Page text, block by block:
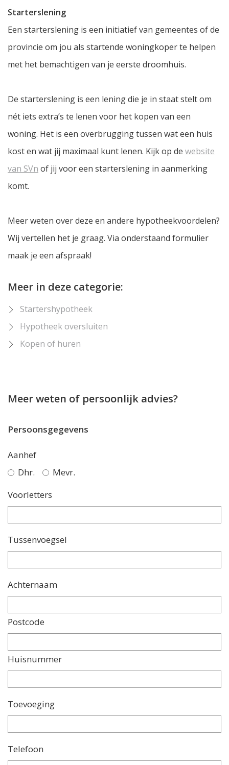
Starterslening
Een starterslening is een initiatief van gemeentes of de
provincie om jou als startende woningkoper te helpen
met het bemachtigen van je eerste droomhuis.
De starterslening is een lening die je in staat stelt om
nét iets extra’s te lenen voor het kopen van een
woning. Het is een overbrugging tussen wat een huis
kost en wat jij maximaal kunt lenen. Kijk op de website
van SVn of jij voor een starterslening in aanmerking
komt.
Meer weten over deze en andere hypotheekvoordelen?
Wij vertellen het je graag. Via onderstaand formulier
maak je een afspraak!
Meer in deze categorie:
Startershypotheek
Hypotheek oversluiten
Kopen of huren
Meer weten of persoonlijk advies?
Persoonsgegevens
Aanhef
Dhr.
Mevr.
Voorletters
Tussenvoegsel
Achternaam
Postcode
Huisnummer
Toevoeging
Telefoon